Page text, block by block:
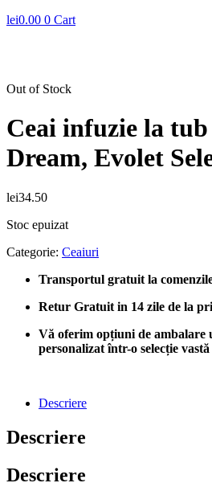
lei0.00 0 Cart
Out of Stock
Ceai infuzie la
Dream, Evolet
lei34.50
Stoc epuizat
Categorie: Ceaiuri
Transportul gratuit la
Retur Gratuit in 14 zile de la
Vă oferim opțiuni de ambalare
personalizat într-o selecție
Descriere
Descriere
Descriere